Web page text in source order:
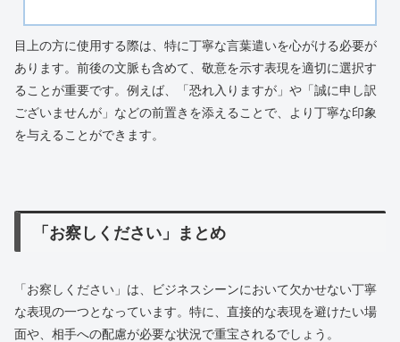
目上の方に使用する際は、特に丁寧な言葉遣いを心がける必要が
あります。前後の文脈も含めて、敬意を示す表現を適切に選択す
ることが重要です。例えば、「恐れ入りますが」や「誠に申し訳
ございませんが」などの前置きを添えることで、より丁寧な印象
を与えることができます。
「お察しください」まとめ
「お察しください」は、ビジネスシーンにおいて欠かせない丁寧
な表現の一つとなっています。特に、直接的な表現を避けたい場
面や、相手への配慮が必要な状況で重宝されるでしょう。